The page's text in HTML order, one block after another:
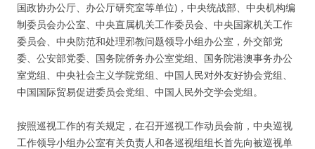
国政协办公厅、办公厅研究室等单位)，中央统战部、中央机构编
制委员会办公室、中央直属机关工作委员会、中央国家机关工作
委员会、中央防范和处理邪教问题领导小组办公室，外交部党
委、公安部党委、国务院侨务办公室党组、国务院港澳事务办公
室党组、中央社会主义学院党组、中国人民对外友好协会党组、
中国国际贸易促进委员会党组、中国人民外交学会党组。
按照巡视工作的有关规定，在召开巡视工作动员会前，中央巡视
工作领导小组办公室有关负责人和各巡视组组长首先向被巡视单